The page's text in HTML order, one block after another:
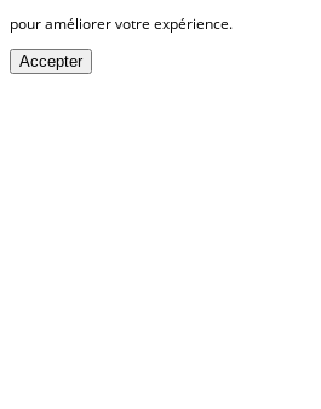
pour améliorer votre expérience.
Accepter